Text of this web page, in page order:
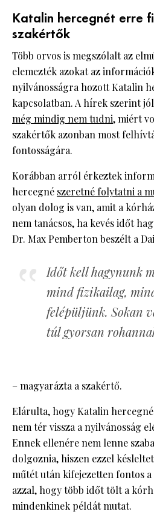
Katalin hercegnét erre
szakértők
Több orvos is megszólalt az
elemezték azokat az
nyilvánosságra hozott Katalin
kapcsolatban. A hírek szerint
még mindig nem tudni, miért
szakértők azonban most
fontosságára.
Korábban arról érkeztek
hercegné szeretné folytatni a
olyan dolog is van, amit a
nem tanácsos, ha kevés időt
Dr. Max Pemberton beszélt a
Időt kell hagynunk
mind fizikailag,
felépüljünk. Sokan
túl gyorsan
– magyarázta a szakértő.
Elárulta, hogy Katalin
nem tér vissza a nyilvánosság
Ennek ellenére nem lenne
dolgoznia, hiszen ezzel
műtét után kifejezetten fontos
azzal, hogy több időt tölt a
mindenkinek példát mutat.